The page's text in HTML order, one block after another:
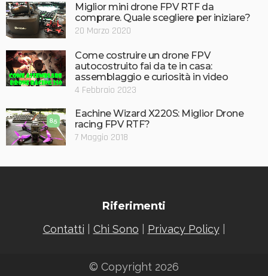
Miglior mini drone FPV RTF da
comprare. Quale scegliere per iniziare?
20 Marzo 2020
Come costruire un drone FPV
autocostruito fai da te in casa:
assemblaggio e curiosità in video
4 Febbraio 2023
8.5
Eachine Wizard X220S: Miglior Drone
racing FPV RTF?
7 Maggio 2018
Riferimenti
Contatti Chi Sono Privacy Policy|
© Copyright 2026